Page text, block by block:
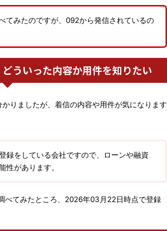
てみたのですが、092から発信されているの
ういった内容か用件を知りたい
りましたが、着信の内容や用件が気になります
録をしている会社ですので、ローンや融資
性があります。
べてみたところ、2026年03月22日時点で登録